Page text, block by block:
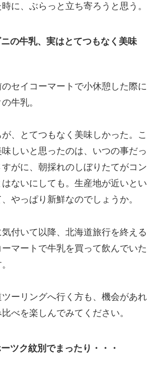
に、ぶらっと立ち寄ろうと思う。
の牛乳、実はとてつもなく美味
セイコーマートで小休憩した際に
牛乳。
、とてつもなく美味しかった。こ
しいと思ったのは、いつの事だっ
がに、朝採れのしぼりたてがコン
ないにしても。生産地が近いとい
やっぱり新鮮なのでしょうか。
付いて以降、北海道旅行を終える
ーマートで牛乳を買って飲んでいた
ーリングへ行く方も、機会があれ
べを楽しんでみてください。
ツク紋別でまったり・・・